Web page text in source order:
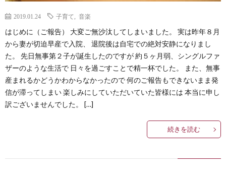
2019.01.24 子育て 音楽
はじめに（ご報告） 大変ご無沙汰してしまいました。 実は昨年８月
から妻が切迫早産で入院、 退院後は自宅での絶対安静になりまし
た。 先日無事第２子が誕生したのですが 約５ヶ月弱、シングルファ
ザーのような生活で 日々を過ごすことで精一杯でした。 また、無事
産まれるかどうかわからなかったので 何のご報告もできないまま発
信が滞ってしまい 楽しみにしていただいていた皆様には 本当に申し
訳ございませんでした。 […]
続きを読む